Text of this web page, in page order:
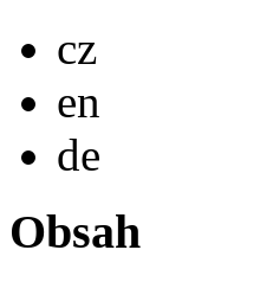
cz
en
de
Obsah